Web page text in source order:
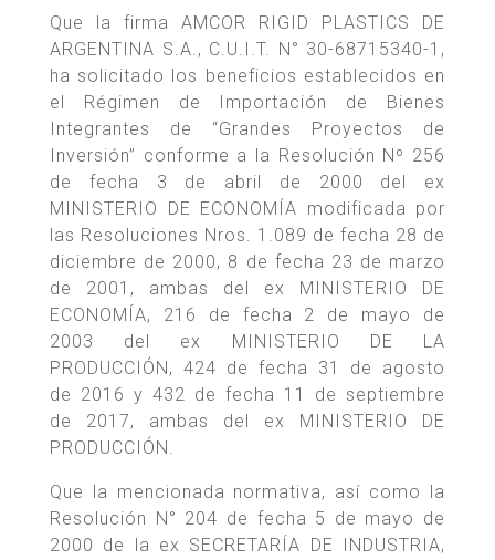
Que la firma AMCOR RIGID PLASTICS DE
ARGENTINA S.A., C.U.I.T. N° 30-68715340-1,
ha solicitado los beneficios establecidos en
el Régimen de Importación de Bienes
Integrantes de “Grandes Proyectos de
Inversión” conforme a la Resolución Nº 256
de fecha 3 de abril de 2000 del ex
MINISTERIO DE ECONOMÍA modificada por
las Resoluciones Nros. 1.089 de fecha 28 de
diciembre de 2000, 8 de fecha 23 de marzo
de 2001, ambas del ex MINISTERIO DE
ECONOMÍA, 216 de fecha 2 de mayo de
2003 del ex MINISTERIO DE LA
PRODUCCIÓN, 424 de fecha 31 de agosto
de 2016 y 432 de fecha 11 de septiembre
de 2017, ambas del ex MINISTERIO DE
PRODUCCIÓN.
Que la mencionada normativa, así como la
Resolución N° 204 de fecha 5 de mayo de
2000 de la ex SECRETARÍA DE INDUSTRIA,